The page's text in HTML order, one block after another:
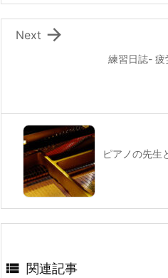
練習日誌- 疲

Next
ピアノの先生
 関連記事